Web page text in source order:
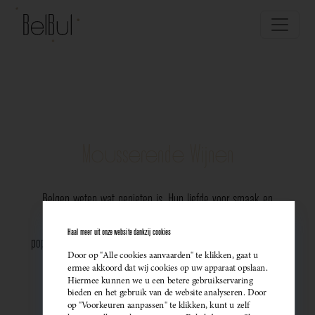
Belgen weten wat genieten is. Hun liefde voor smaak en
populariteit van Belgische mousserende wijnen. Meer dan ooit
kiezen ze bewust voor lokale bubbels — ideaal als
sprankelend aperitief of als verfijnde match bij een
gastronomisch diner. Santé!
Haal meer uit onze website dankzij cookies
Door op "Alle cookies aanvaarden" te klikken, gaat u
ermee akkoord dat wij cookies op uw apparaat opslaan.
Hiermee kunnen we u een betere gebruikservaring
bieden en het gebruik van de website analyseren. Door
op "Voorkeuren aanpassen" te klikken, kunt u zelf